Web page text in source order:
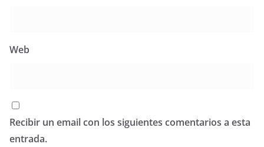
Web
Recibir un email con los siguientes comentarios a esta
entrada.